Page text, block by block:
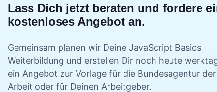
Lass Dich jetzt beraten und fordere
kostenloses Angebot an.
Gemeinsam planen wir Deine JavaScript Basics
Weiterbildung und erstellen Dir noch heute
ein Angebot zur Vorlage für die Bundesagentur der
Arbeit oder für Deinen Arbeitgeber.